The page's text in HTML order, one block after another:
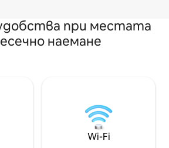
при местата
наемане
Wi-Fi